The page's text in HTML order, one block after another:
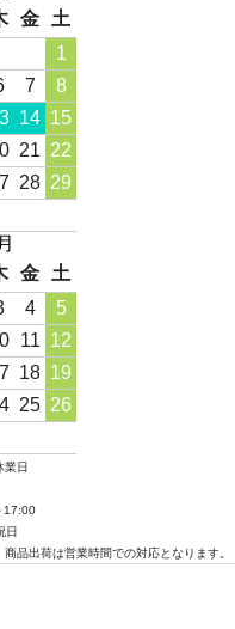
金
土
1
7
8
14 15
21 22
28 29
金
土
4
5
11 12
18 19
25 26
業日
17:00
日
品出荷は営業時間での対応となります。